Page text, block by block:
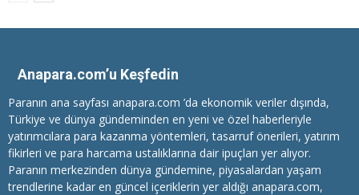
Anapara.com’u Keşfedin
Paranın ana sayfası anapara.com ’da ekonomik veriler dışında,
Türkiye ve dünya gündeminden en yeni ve özel haberleriyle
yatırımcılara para kazanma yöntemleri, tasarruf önerileri, yatırım
fikirleri ve para harcama ustalıklarına dair ipuçları yer alıyor.
Paranın merkezinden dünya gündemine, piyasalardan yaşam
trendlerine kadar en güncel içeriklerin yer aldığı anapara.com,